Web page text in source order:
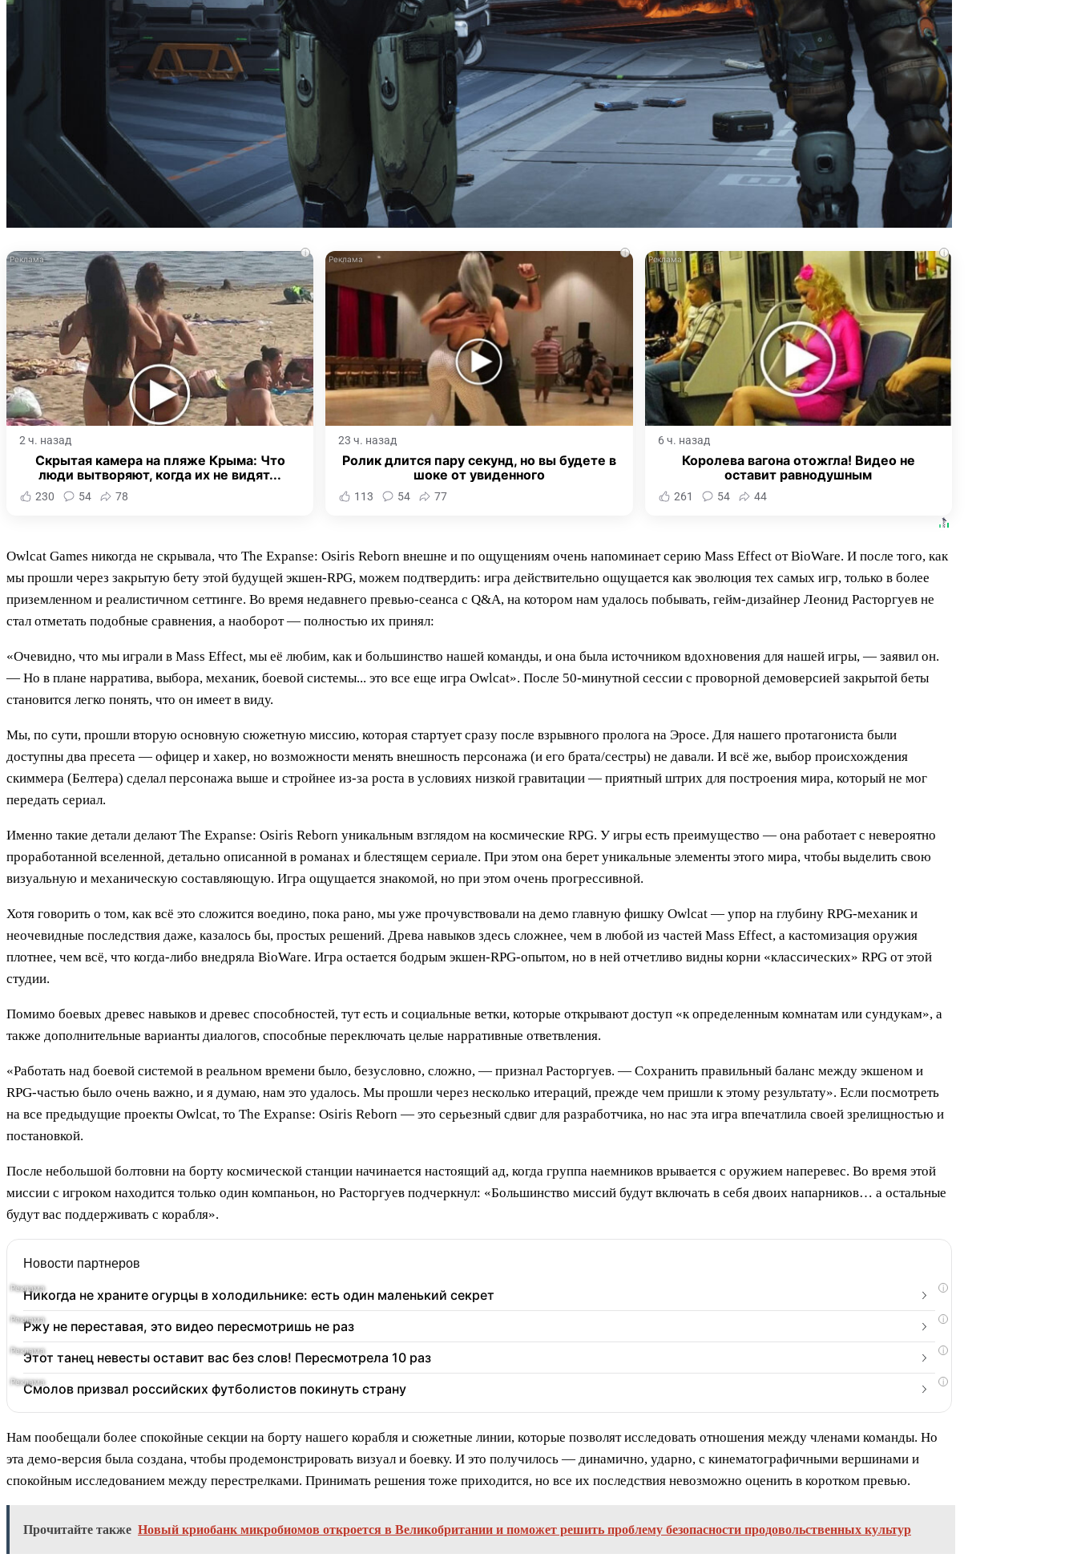
i
2 ч. назад
Скрытая камера на пляже Крыма: Что
люди вытворяют, когда их не видят...
230 54 78
i
23 ч. назад
Ролик длится пару секунд, но вы будете в
шоке от увиденного
113 54 77
i
6 ч. назад
Королева вагона отожгла! Видео не
оставит равнодушным
261 54 44
Owlcat Games никогда не скрывала, что The Expanse: Osiris Reborn внешне и по ощущениям очень напоминает серию Mass Effect от BioWare. И после того, как
мы прошли через закрытую бету этой будущей экшен-RPG, можем подтвердить: игра действительно ощущается как эволюция тех самых игр, только в более
приземленном и реалистичном сеттинге. Во время недавнего превью-сеанса с Q&A, на котором нам удалось побывать, гейм-дизайнер Леонид Расторгуев не
стал отметать подобные сравнения, а наоборот — полностью их принял:
«Очевидно, что мы играли в Mass Effect, мы её любим, как и большинство нашей команды, и она была источником вдохновения для нашей игры, — заявил он.
— Но в плане нарратива, выбора, механик, боевой системы... это все еще игра Owlcat». После 50-минутной сессии с проворной демоверсией закрытой беты
становится легко понять, что он имеет в виду.
Мы, по сути, прошли вторую основную сюжетную миссию, которая стартует сразу после взрывного пролога на Эросе. Для нашего протагониста были
доступны два пресета — офицер и хакер, но возможности менять внешность персонажа (и его брата/сестры) не давали. И всё же, выбор происхождения
скиммера (Белтера) сделал персонажа выше и стройнее из-за роста в условиях низкой гравитации — приятный штрих для построения мира, который не мог
передать сериал.
Именно такие детали делают The Expanse: Osiris Reborn уникальным взглядом на космические RPG. У игры есть преимущество — она работает с невероятно
проработанной вселенной, детально описанной в романах и блестящем сериале. При этом она берет уникальные элементы этого мира, чтобы выделить свою
визуальную и механическую составляющую. Игра ощущается знакомой, но при этом очень прогрессивной.
Хотя говорить о том, как всё это сложится воедино, пока рано, мы уже прочувствовали на демо главную фишку Owlcat — упор на глубину RPG-механик и
неочевидные последствия даже, казалось бы, простых решений. Древа навыков здесь сложнее, чем в любой из частей Mass Effect, а кастомизация оружия
плотнее, чем всё, что когда-либо внедряла BioWare. Игра остается бодрым экшен-RPG-опытом, но в ней отчетливо видны корни «классических» RPG от этой
студии.
Помимо боевых древес навыков и древес способностей, тут есть и социальные ветки, которые открывают доступ «к определенным комнатам или сундукам», а
также дополнительные варианты диалогов, способные переключать целые нарративные ответвления.
«Работать над боевой системой в реальном времени было, безусловно, сложно, — признал Расторгуев. — Сохранить правильный баланс между экшеном и
RPG-частью было очень важно, и я думаю, нам это удалось. Мы прошли через несколько итераций, прежде чем пришли к этому результату». Если посмотреть
на все предыдущие проекты Owlcat, то The Expanse: Osiris Reborn — это серьезный сдвиг для разработчика, но нас эта игра впечатлила своей зрелищностью и
постановкой.
После небольшой болтовни на борту космической станции начинается настоящий ад, когда группа наемников врывается с оружием наперевес. Во время этой
миссии с игроком находится только один компаньон, но Расторгуев подчеркнул: «Большинство миссий будут включать в себя двоих напарников… а остальные
будут вас поддерживать с корабля».
Новости партнеров
i
Никогда не храните огурцы в холодильнике: есть один маленький секрет
i
Ржу не переставая, это видео пересмотришь не раз
i
Этот танец невесты оставит вас без слов! Пересмотрела 10 раз
i
Смолов призвал российских футболистов покинуть страну
Нам пообещали более спокойные секции на борту нашего корабля и сюжетные линии, которые позволят исследовать отношения между членами команды. Но
эта демо-версия была создана, чтобы продемонстрировать визуал и боевку. И это получилось — динамично, ударно, с кинематографичными вершинами и
спокойным исследованием между перестрелками. Принимать решения тоже приходится, но все их последствия невозможно оценить в коротком превью.
Прочитайте также Новый криобанк микробиомов откроется в Великобритании и поможет решить проблему безопасности продовольственных культур